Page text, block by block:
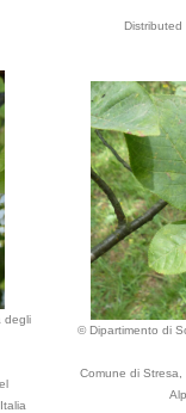
Distributed
degli
© Dipartimento di
Comune di